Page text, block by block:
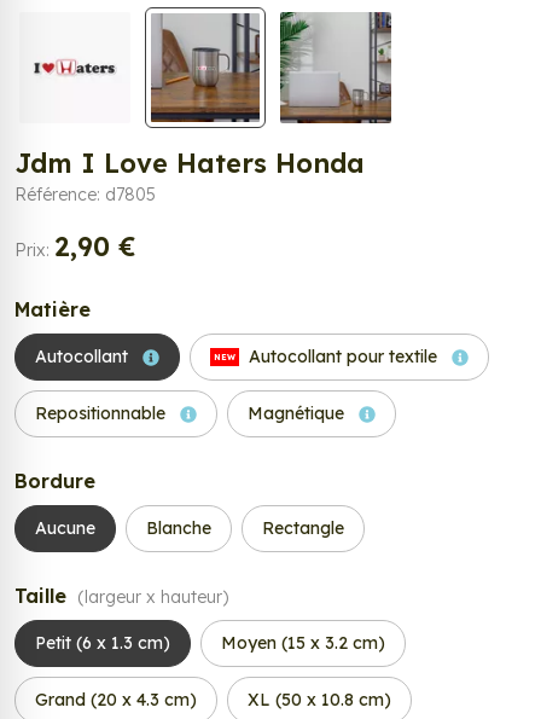
Jdm I Love Haters Honda
Référence: d7805
Prix: 2,90 €
Matière
Autocollant NEW Autocollant pour textile
Repositionnable Magnétique
Bordure
Aucune Blanche Rectangle
Taille (largeur x hauteur)
Petit (6 x 1.3 cm) Moyen (15 x 3.2 cm)
Grand (20 x 4.3 cm) XL (50 x 10.8 cm)